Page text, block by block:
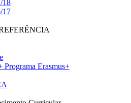
18
17
Programa Erasmus+